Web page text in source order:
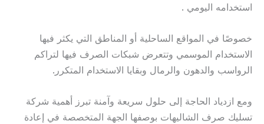
استخدامه اليومي .
خصوصًا في المواقع الساحلية أو المناطق التي يكثر فيها
الاستخدام الموسمي وتتعرض شبكات الصرف فيها لتراكم
الرواسب والدهون والرمال وبقايا الاستخدام المتكرر.
ومع ازدياد الحاجة إلى حلول سريعة وآمنة تبرز أهمية شركة
تسليك صرف الشاليهات بوصفها الجهة المتخصصة في إعادة